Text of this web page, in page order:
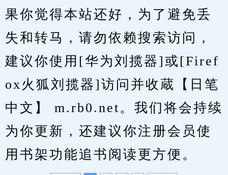
果你觉得本站还好，为了避免丢
失和转马，请勿依赖搜索访问，
建议你使用[华为刘揽器]或[Firef
ox火狐刘揽器]访问并收蔵【日笔
中文】 m.rb0.net。我们将会持续
为你更新，还建议你注册会员使
用书架功能追书阅读更方便。